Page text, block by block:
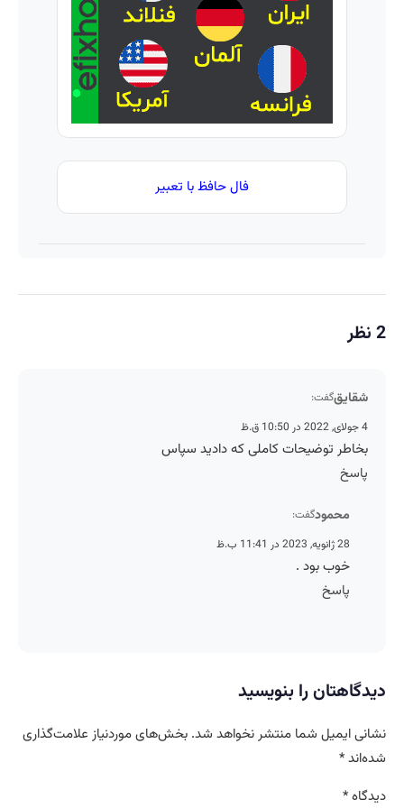
شد!
(مشاوره
بگیرید)
بوتاکس
کردی!
(تخفیف
ویژه)
فال حافظ با تعبیر
2 نظر
شقایقگفت:
4 جولای, 2022 در 10:50 ق.ظ
بخاطر توضیحات کاملی که دادید سپاس
پاسخ
محمودگفت:
28 ژانویه, 2023 در 11:41 ب.ظ
خوب بود .
پاسخ
دیدگاهتان را بنویسید
نشانی ایمیل شما منتشر نخواهد شد. بخش‌های موردنیاز علامت‌گذاری
شده‌اند*
دیدگاه*